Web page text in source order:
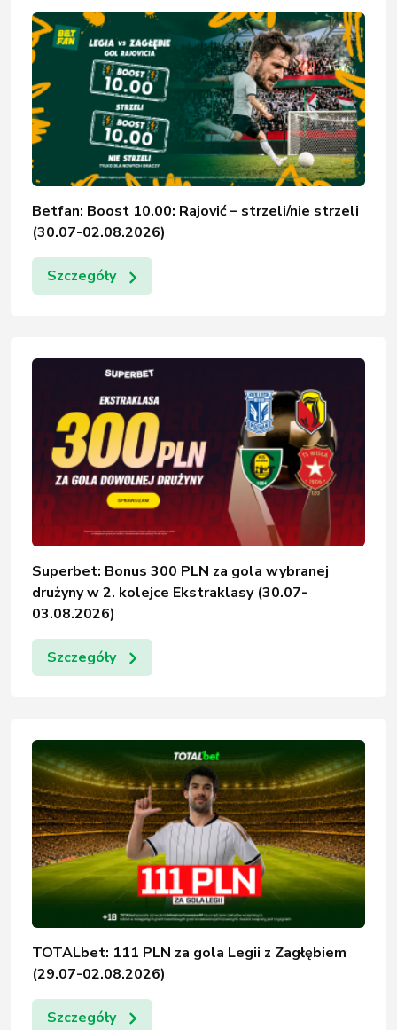
Betfan: Boost 10.00: Rajović – strzeli/nie strzeli
(30.07-02.08.2026)
Szczegóły
Superbet: Bonus 300 PLN za gola wybranej
drużyny w 2. kolejce Ekstraklasy (30.07-
03.08.2026)
Szczegóły
TOTALbet: 111 PLN za gola Legii z Zagłębiem
(29.07-02.08.2026)
Szczegóły